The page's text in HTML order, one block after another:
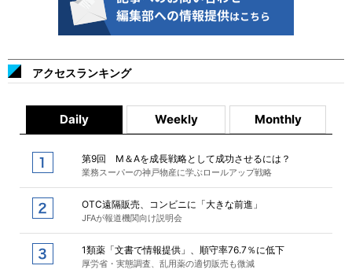
アクセスランキング
Daily Weekly Monthly
第9回 M＆Aを成長戦略として成功させるには？
業務スーパーの神戸物産に学ぶロールアップ戦略
OTC遠隔販売、コンビニに「大きな前進」
JFAが報道機関向け説明会
1類薬「文書で情報提供」、順守率76.7％に低下
厚労省・実態調査、乱用薬の適切販売も微減